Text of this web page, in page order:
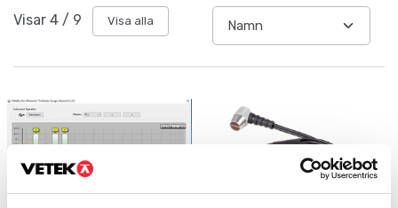
Visar 4 / 9 Visa alla